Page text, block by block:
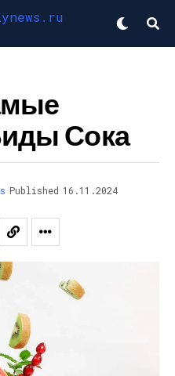
Сока
Published 16.11.2024